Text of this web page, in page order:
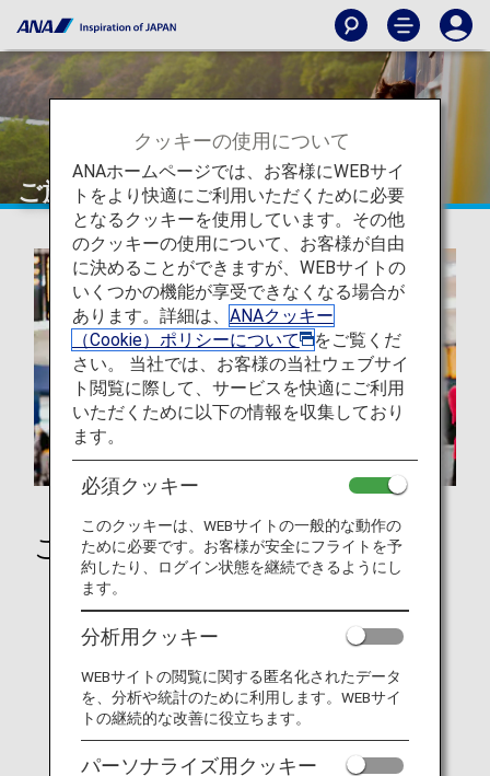
ご旅行の準備
ご旅行の前に
就航都市
オンラインチェックイン
手荷物
旅CUBE（空港アクセス検索）
クッキーの使用について
ANAホームページでは、お客様にWEBサイ
トをより快適にご利用いただくために必要
となるクッキーを使用しています。その他
のクッキーの使用について、お客様が自由
に決めることができますが、WEBサイトの
いくつかの機能が享受できなくなる場合が
あります。詳細は、 ANAクッキー
（Cookie）ポリシーについて
をご覧くだ
さい。 当社では、お客様の当社ウェブサイ
ト閲覧に際して、サービスを快適にご利用
いただくために以下の情報を収集しており
ます。
必須クッキー
このクッキーは、WEBサイトの一般的な動作の
ために必要です。お客様が安全にフライトを予
約したり、ログイン状態を継続できるようにし
ます。
分析用クッキー
WEBサイトの閲覧に関する匿名化されたデータ
を、分析や統計のために利用します。WEBサイ
トの継続的な改善に役立ちます。
パーソナライズ用クッキー